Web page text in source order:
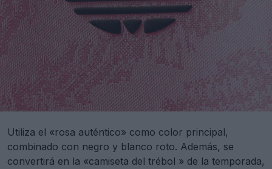
Utiliza el «rosa auténtico» como color principal,
combinado con negro y blanco roto. Además, se
convertirá en la «camiseta del trébol » de la temporada,